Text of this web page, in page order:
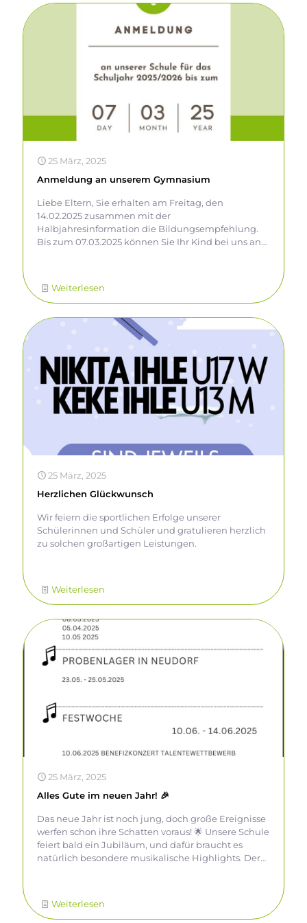
25 März, 2025
Anmeldung an unserem Gymnasium
Liebe Eltern, Sie erhalten am Freitag, den
14.02.2025 zusammen mit der
Halbjahresinformation die Bildungsempfehlung.
Bis zum 07.03.2025 können Sie Ihr Kind bei uns an
eine Auflistung aller benötigten Dokumente sowie
die weitere Zeitschiene im Anmeldeverfahren. Wir
freuen uns auf Ihr Kind und Sie.
Weiterlesen
25 März, 2025
Herzlichen Glückwunsch
Wir feiern die sportlichen Erfolge unserer
Schülerinnen und Schüler und gratulieren herzlich
zu solchen großartigen Leistungen.
Weiterlesen
25 März, 2025
Alles Gute im neuen Jahr! 🎉
Das neue Jahr ist noch jung, doch große Ereignisse
werfen schon ihre Schatten voraus! 🌟 Unsere Schule
feiert bald ein Jubiläum, und dafür braucht es
natürlich besondere musikalische Highlights. Der
Energie zusammenzubringen. Details entnehmt
Weiterlesen